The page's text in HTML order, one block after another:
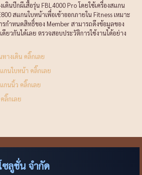
ดินปีกผีเสื้อรุ่น FBL4000 Pro โดยใช้เครื่องสแกน
สแกนใบหน้าเพื่อเข้าออกภายใน Fitness เหมาะ
กำหนดสิทธิ์ของ Member สามารถดึงข้อมูลของ
ดียวกันได้เลย ตรวจสอบประวัติการใช้งานได้อย่าง
างเดิน คลิ๊กเลย
กนใบหน้า คลิ๊กเลย
กนนิ้ว คลิ๊กเลย
ลิ๊กเลย
ลูชั่น จำกัด